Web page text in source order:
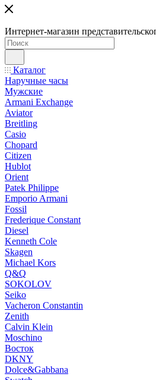
Интернет-магазин
Каталог
Наручные часы
Мужские
Armani Exchange
Aviator
Breitling
Casio
Chopard
Citizen
Hublot
Orient
Patek Philippe
Emporio Armani
Fossil
Frederique Constant
Diesel
Kenneth Cole
Skagen
Michael Kors
Q&Q
SOKOLOV
Seiko
Vacheron Constantin
Zenith
Calvin Klein
Moschino
Восток
DKNY
Dolce&Gabbana